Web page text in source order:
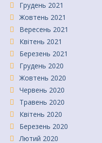
Грудень 2021
Жовтень 2021
Вересень 2021
Квітень 2021
Березень 2021
Грудень 2020
Жовтень 2020
Червень 2020
Травень 2020
Квітень 2020
Березень 2020
Лютий 2020